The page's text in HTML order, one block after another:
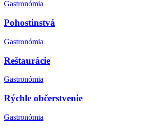
Gastronómia
Pohostinstvá
Gastronómia
Reštaurácie
Gastronómia
Rýchle občerstvenie
Gastronómia